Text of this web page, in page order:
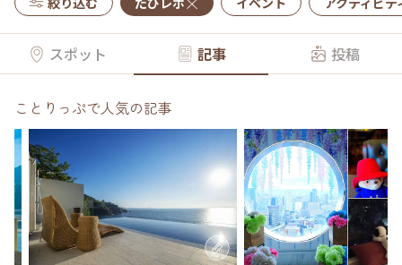
スポット 記事 投稿
ことりっぷで人気の記事